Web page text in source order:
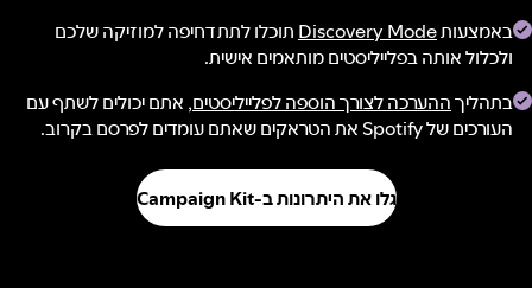
באמצעותDiscovery Mode תוכלו לתת דחיפה למוזיקה שלכם
ולכלול אותה בפלייליסטים מותאמים אישית.
בתהליךההערכה לצורך הוספה לפלייליסטים, אתם יכולים לשתף עם
העורכים של Spotify את הטראקים שאתם עומדים לפרסם בקרוב.
גלו את היתרונות ב-Campaign Kit